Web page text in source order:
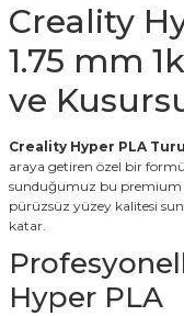
Creality
1.75 mm
ve
Creality Hyper PLA
araya getiren özel bir
sunduğumuz bu premium
pürüzsüz yüzey kalitesi
katar.
Hyper PLA